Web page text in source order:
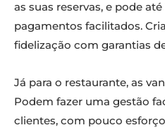
as suas reservas, e pode
pagamentos facilitados.
fidelização com garantias
Já para o restaurante, as
Podem fazer uma gestão
clientes, com pouco